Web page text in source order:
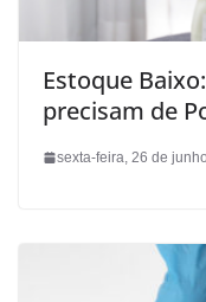
Estoque
precisam de
sexta-feira, 26 de